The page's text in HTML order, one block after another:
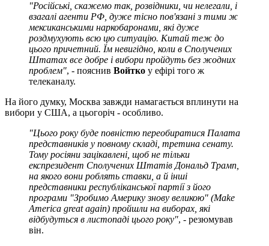
"Російські, скажемо так, розвідники, чи нелегали, і
взагалі агенти РФ, дуже тісно пов'язані з тими ж
мексиканськими наркобаронами, які дуже
роздмухують всю цю ситуацію. Китай теж до
цього причетний. Їм невигідно, коли в Сполучених
Штатах все добре і вибори пройдуть без жодних
проблем", - пояснив Войтко у ефірі того ж
телеканалу.
На його думку, Москва завжди намагається вплинути на
вибори у США, а цьогоріч - особливо.
"Цього року буде повністю переобиратися Палата
представників у повному складі, третина сенату.
Тому росіяни зацікавлені, щоб не тільки
експрезидент Сполучених Штатів Дональд Трамп,
на якого вони роблять ставки, а й інші
представники республіканської партії з його
програми "Зробимо Америку знову великою" (Make
America great again) пройшли на виборах, які
відбудуться в листопаді цього року", - резюмував
він.